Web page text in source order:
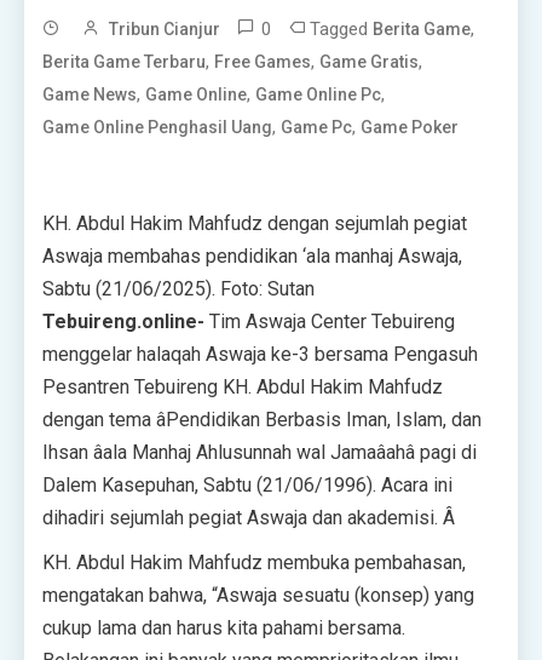
Tribun Cianjur 0 Tagged Berita Game,
Berita Game Terbaru, Free Games, Game Gratis,
Game News, Game Online, Game Online Pc,
Game Online Penghasil Uang, Game Pc, Game Poker
KH. Abdul Hakim Mahfudz dengan sejumlah pegiat
Aswaja membahas pendidikan ‘ala manhaj Aswaja,
Sabtu (21/06/2025). Foto: Sutan
Tebuireng.online- Tim Aswaja Center Tebuireng
menggelar halaqah Aswaja ke-3 bersama Pengasuh
Pesantren Tebuireng KH. Abdul Hakim Mahfudz
dengan tema âPendidikan Berbasis Iman, Islam, dan
Ihsan âala Manhaj Ahlusunnah wal Jamaâahâ pagi di
Dalem Kasepuhan, Sabtu (21/06/1996). Acara ini
dihadiri sejumlah pegiat Aswaja dan akademisi. Â
KH. Abdul Hakim Mahfudz membuka pembahasan,
mengatakan bahwa, “Aswaja sesuatu (konsep) yang
cukup lama dan harus kita pahami bersama.